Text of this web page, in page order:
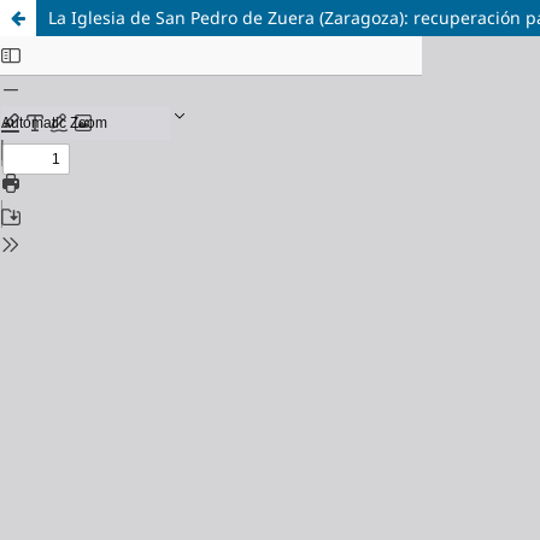
La Iglesia de San Pedro de Zuera (Zaragoza): recuperación